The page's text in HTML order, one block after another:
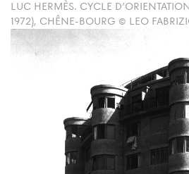
LUC HERMÈS. CYCLE
1972), CHÊNE-BOURG © LEO